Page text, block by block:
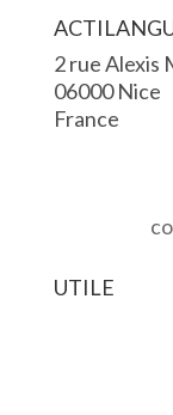
2 rue Alexis
06000 Nice
France
UTILE